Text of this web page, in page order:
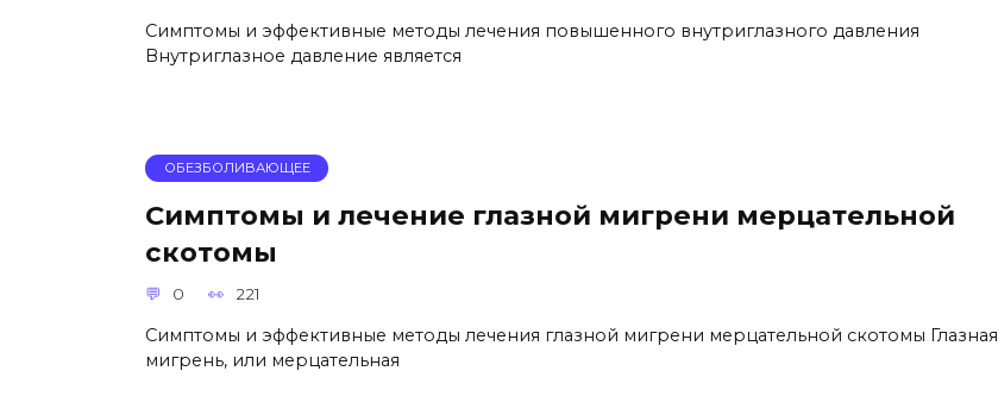
Симптомы и эффективные методы лечения повышенного внутриглазного давления
Внутриглазное давление является
ОБЕЗБОЛИВАЮЩЕЕ
Симптомы и лечение глазной мигрени мерцательной
скотомы
0 221
Симптомы и эффективные методы лечения глазной мигрени мерцательной скотомы Глазная
мигрень, или мерцательная